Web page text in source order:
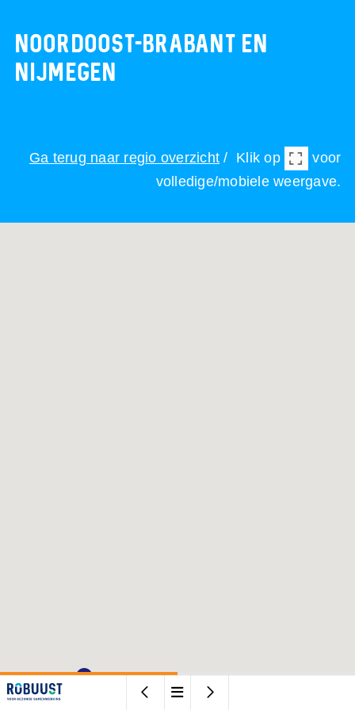
Noordoost-Brabant en
Nijmegen
Ga terug naar regio overzicht / Klik op
voor
volledige/mobiele weergave.
  